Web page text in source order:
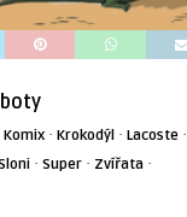
Komix · Krokodýl · Lacoste ·
· Super · Zvířata ·